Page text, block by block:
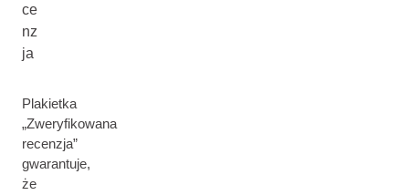
ce
nz
ja
Plakietka
„Zweryfikowana
recenzja”
gwarantuje,
że